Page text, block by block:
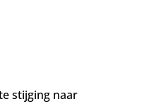
stijging naar